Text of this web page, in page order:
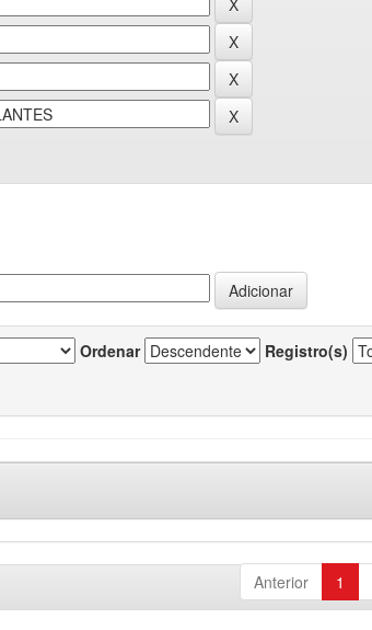
Ordenar Registro(s)
Anterior 1